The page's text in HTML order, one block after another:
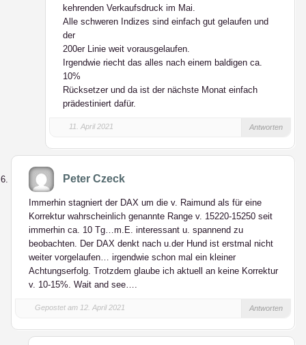
kehrenden Verkaufsdruck im Mai.
Alle schweren Indizes sind einfach gut gelaufen und
der
200er Linie weit vorausgelaufen.
Irgendwie riecht das alles nach einem baldigen ca.
10%
Rücksetzer und da ist der nächste Monat einfach
prädestiniert dafür.
11. April 2021 Antworten
Peter Czeck
Immerhin stagniert der DAX um die v. Raimund als für eine
Korrektur wahrscheinlich genannte Range v. 15220-15250 seit
immerhin ca. 10 Tg…m.E. interessant u. spannend zu
beobachten. Der DAX denkt nach u.der Hund ist erstmal nicht
weiter vorgelaufen… irgendwie schon mal ein kleiner
Achtungserfolg. Trotzdem glaube ich aktuell an keine Korrektur
v. 10-15%. Wait and see….
Gepostet am 12. April 2021 Antworten